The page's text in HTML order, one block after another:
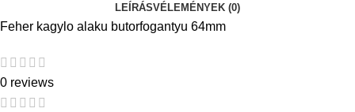
LEÍRÁSVÉLEMÉNYEK (0)
Feher kagylo alaku butorfogantyu 64mm
0 reviews